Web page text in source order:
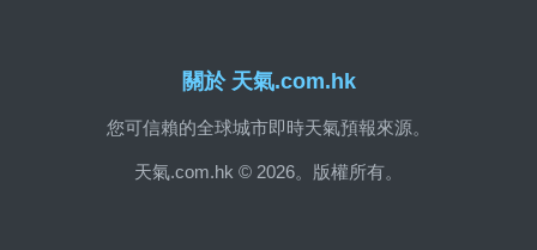
關於 天氣.com.hk
您可信賴的全球城市即時天氣預報來源。
天氣.com.hk © 2026。版權所有。